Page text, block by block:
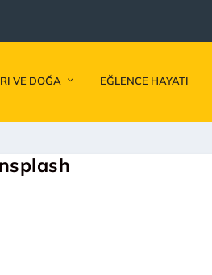
VE DOĞA EĞLENCE HAYATI